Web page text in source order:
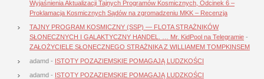
Wyjaśnienia Aktualizacji Tajnych Programów Kosmicznych, Odcinek 6 –
Proklamacja Kosmicznych Sądów na zgromadzeniu MKK – Recenzja
TAJNY PROGRAM KOSMICZNY (SSP) — FLOTA STRAŻNIKÓW
SŁONECZNYCH I GALAKTYCZNY HANDEL. … Mr. KidPool na Telegramie -
ZAŁOŻYCIELE SŁONECZNEGO STRAŻNIKA Z WILLIAMEM TOMPKINSEM
adamd - ISTOTY POZAZIEMSKIE POMAGAJĄ LUDZKOŚCI
adamd - ISTOTY POZAZIEMSKIE POMAGAJĄ LUDZKOŚCI